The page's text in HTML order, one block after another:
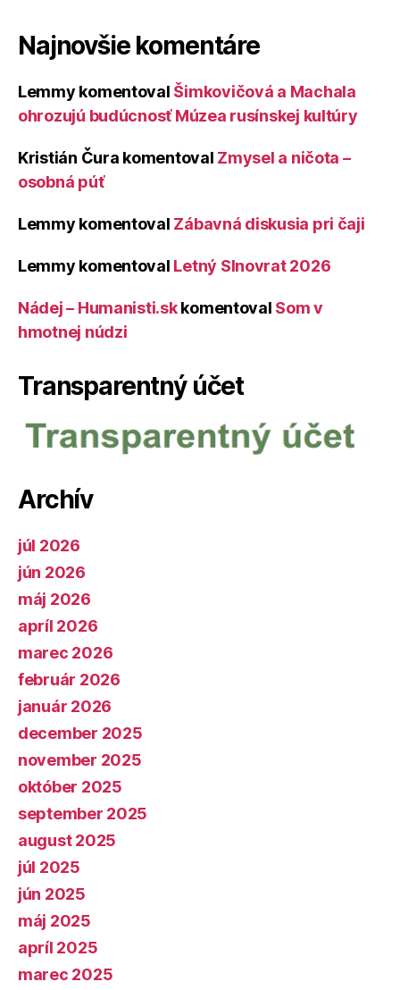
Najnovšie komentáre
Lemmy komentoval Šimkovičová a Machala
ohrozujú budúcnosť Múzea rusínskej kultúry
Kristián Čura komentoval Zmysel a ničota –
osobná púť
Lemmy komentoval Zábavná diskusia pri čaji
Lemmy komentoval Letný Slnovrat 2026
Nádej – Humanisti.skkomentoval Som v
hmotnej núdzi
Transparentný účet
Archív
júl 2026
jún 2026
máj 2026
apríl 2026
marec 2026
február 2026
január 2026
december 2025
november 2025
október 2025
september 2025
august 2025
júl 2025
jún 2025
máj 2025
apríl 2025
marec 2025